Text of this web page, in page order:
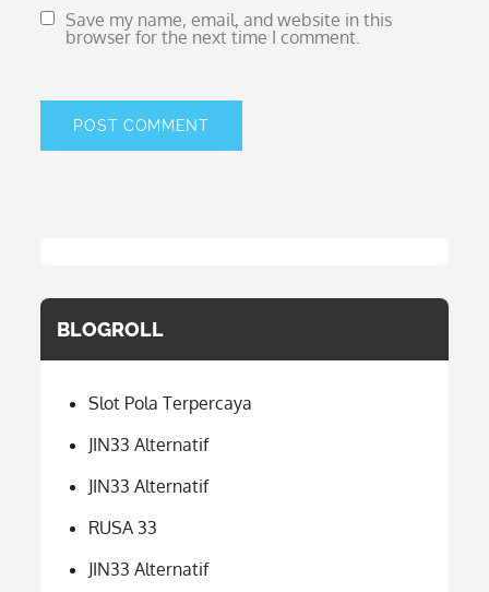
Save my name, email, and website in this
browser for the next time I comment.
BLOGROLL
Slot Pola Terpercaya
JIN33 Alternatif
JIN33 Alternatif
RUSA 33
JIN33 Alternatif